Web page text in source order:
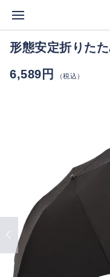
形態安定折りた
6,589円
（税込）